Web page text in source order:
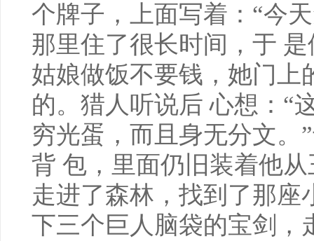
个牌子，上面写着：“今
那里住了很长时间，于
姑娘做饭不要钱，她门上
的。猎人听说后 心想：“
穷光蛋，而且身无分文。
背 包，里面仍旧装着他
走进了森林，找到了那座
下三个巨人脑袋的宝剑，